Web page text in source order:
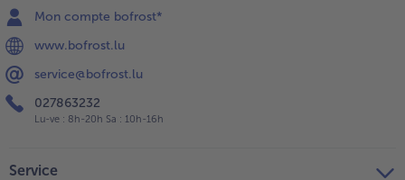
Mon compte bofrost*
www.bofrost.lu
service@bofrost.lu
027863232
Lu-ve : 8h-20h Sa : 10h-16h
Service